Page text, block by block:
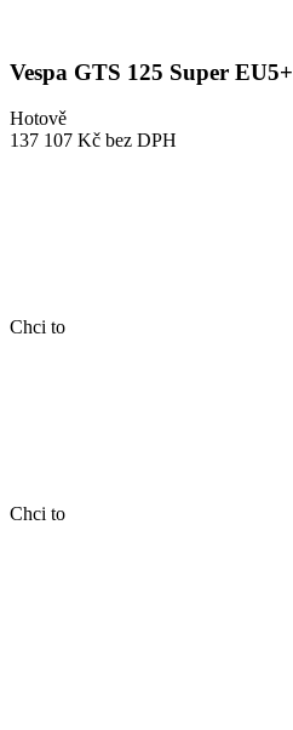
Vespa GTS 125 Super EU5+
Hotově
137 107 Kč bez DPH
Chci to
Chci to